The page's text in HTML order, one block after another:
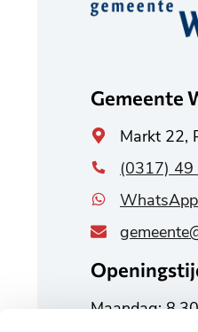
Belangrijke
Gemeente
Algemeen
adres
Markt 22,
(0317) 49
Maandag: